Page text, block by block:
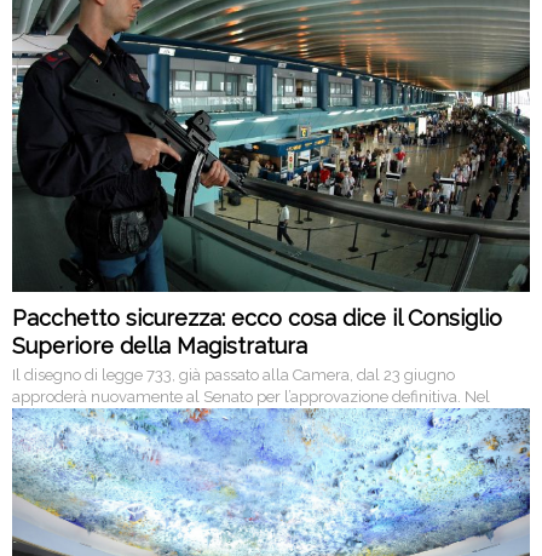
la promozione dei diritti umani nel mondo.
Pacchetto sicurezza: ecco cosa dice il Consiglio
Superiore della Magistratura
Il disegno di legge 733, già passato alla Camera, dal 23 giugno
approderà nuovamente al Senato per l’approvazione definitiva. Nel
frattempo però arriva anche la nuova relazione del CSM, che non solo
torna a sottolineare alcuni punti, ma ne evidenzia altri, di non poca
problematicità.